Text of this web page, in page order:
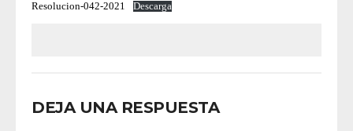
Resolucion-042-2021 Descarga
DEJA UNA RESPUESTA